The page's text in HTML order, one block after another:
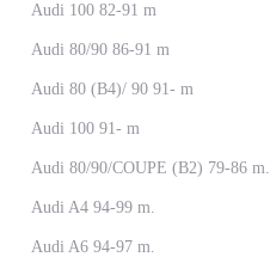
Audi 100 82-91 m
Audi 80/90 86-91 m
Audi 80 (B4)/ 90 91- m
Audi 100 91- m
Audi 80/90/COUPE (B2) 79-86 m.
Audi A4 94-99 m.
Audi A6 94-97 m.